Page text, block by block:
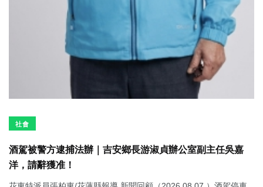
社會
酒駕被警方逮捕法辦｜吉安鄉長游淑貞辦公室副主任吳嘉
洋，請辭獲准！